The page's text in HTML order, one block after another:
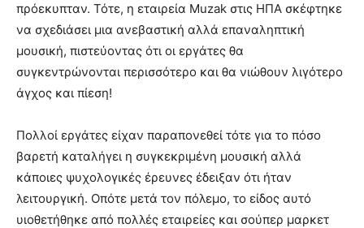
πρόεκυπταν. Τότε, η εταιρεία Muzak στις ΗΠΑ σκέφτηκε
να σχεδιάσει μια ανεβαστική αλλά επαναληπτική
μουσική, πιστεύοντας ότι οι εργάτες θα
συγκεντρώνονται περισσότερο και θα νιώθουν λιγότερο
άγχος και πίεση!
Πολλοί εργάτες είχαν παραπονεθεί τότε για το πόσο
βαρετή καταλήγει η συγκεκριμένη μουσική αλλά
κάποιες ψυχολογικές έρευνες έδειξαν ότι ήταν
λειτουργική. Οπότε μετά τον πόλεμο, το είδος αυτό
υιοθετήθηκε από πολλές εταιρείες και σούπερ μαρκετ